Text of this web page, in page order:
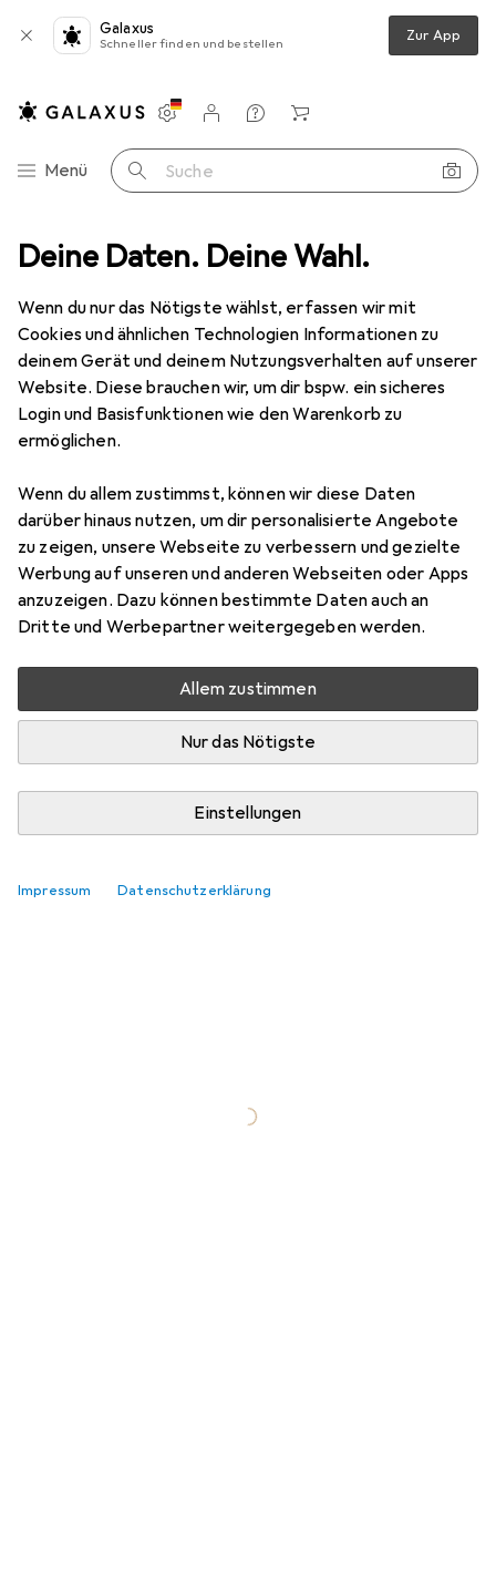
Deine Daten. Deine Wahl.
Wenn du nur das Nötigste wählst, erfassen wir mit
Cookies und ähnlichen Technologien Informationen zu
deinem Gerät und deinem Nutzungsverhalten auf unserer
Website. Diese brauchen wir, um dir bspw. ein sicheres
Login und Basisfunktionen wie den Warenkorb zu
ermöglichen.
Wenn du allem zustimmst, können wir diese Daten
darüber hinaus nutzen, um dir personalisierte Angebote
zu zeigen, unsere Webseite zu verbessern und gezielte
Werbung auf unseren und anderen Webseiten oder Apps
anzuzeigen. Dazu können bestimmte Daten auch an
Dritte und Werbepartner weitergegeben werden.
Allem zustimmen
Nur das Nötigste
Einstellungen
Impressum Datenschutzerklärung
Galaxus
Schneller finden und bestellen Zur App
Navigation nach Kategorien
Menü Suche
Einstellungen
Kundenkonto
Vergleichslisten
Merklisten
Warenkorb
Owlotech
Kategorien anzeigen